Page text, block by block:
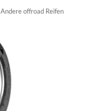
Andere offroad Reifen